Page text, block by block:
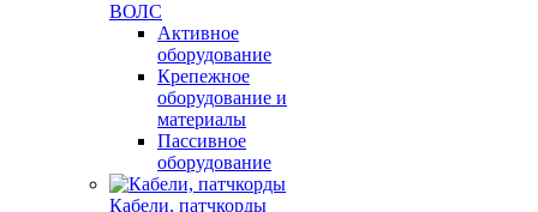
ВОЛС
Активное
оборудование
Крепежное
оборудование и
материалы
Пассивное
оборудование
Кабели, патчкорды